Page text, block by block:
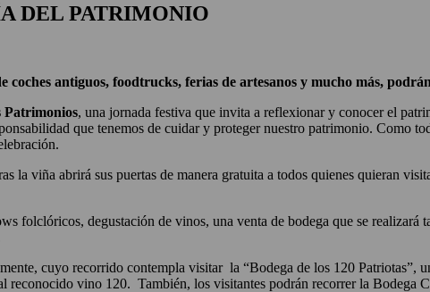
DEL PATRIMONIO
coches antiguos, foodtrucks, ferias de artesanos y mucho más,
Patrimonios, una jornada festiva que invita a reflexionar y conocer el
que tenemos de cuidar y proteger nuestro patrimonio. Como
la viña abrirá sus puertas de manera gratuita a todos quienes quieran
folclóricos, degustación de vinos, una venta de bodega que se realizará
cuyo recorrido contempla visitar la “Bodega de los 120
reconocido vino 120. También, los visitantes podrán recorrer la Bodega